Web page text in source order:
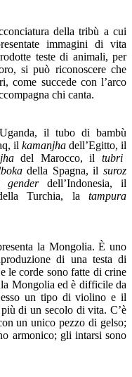
della tribù a cui
immagini di vita
teste di animali, per
si può riconoscere che
come succede con l’arco
chi canta.
il tubo di bambù
il kamanjhadell’Egitto, il
del Marocco, il tubri
della Spagna, il suroz
genderdell’Indonesia, il
Turchia, latampura
la Mongolia. È uno
di una testa di
le corde sono fatte di crine
Mongolia ed è difficile da
un tipo di violino e il
di un secolo di vita. C’è
un unico pezzo di gelso;
armonico; gli intarsi sono